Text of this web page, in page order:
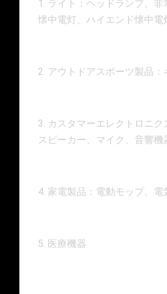
1. ライト：ヘッドランプ、
懐中電灯、ハイエンド懐中電
2. アウトドアスポーツ製品
3. カスタマーエレクトロニ
スピーカー、マイク、音響機
4. 家電製品：電動モップ、
5. 医療機器